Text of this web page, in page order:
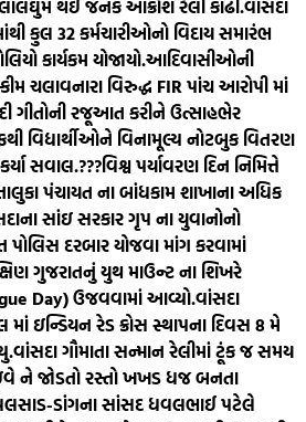
થઈ જનક આક્રોશ રેલી કાઢી.વાંસદા
કુલ 32 કર્મચારીઓનો વિદાય સમારંભ
કાર્યકમ યોજાયો.આદિવાસીઓની
ચલાવનારા વિરુદ્ધ FIR પાંચ આરોપી માં
ગીતોની રજૂઆત કરીને ઉત્સાહભેર
વિદ્યાર્થીઓને વિનામૂલ્ય નોટબુક વિતરણ
સવાલ.???વિશ્વ પર્યાવરણ દિન નિમિત્તે
પંચાયત ના બાંધકામ શાખાના અધિક
સાંઇ સરકાર ગૃપ ના યુવાનોનો
દરબાર યોજવા માંગ કરવામાં
ગુજરાતનું યુથ માઉન્ટ ના શિખરે
Day) ઉજવવામાં આવ્યો.વાંસદા
માં ઇન્ડિયન રેડ ક્રોસ સ્થાપના દિવસ 8 મે
વાંસદા ગૌમાતા સન્માન રેલીમાં ટૂંક જ સમય
ને જોડતો રસ્તો ખખડ ધજ બનતા
વલસાડ-ડાંગના સાંસદ ધવલભાઈ પટેલે